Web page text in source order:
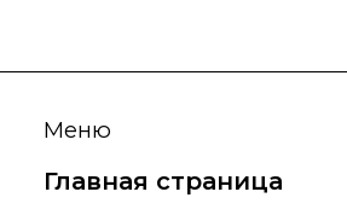
Меню
Главная страница